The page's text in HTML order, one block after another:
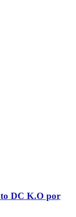
DC K.O por